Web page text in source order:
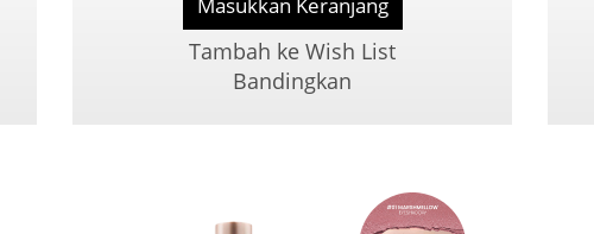
Tambah ke Wish List
Bandingkan